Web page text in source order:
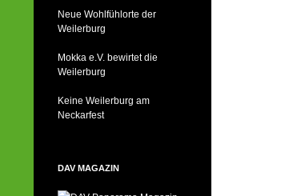
Neue Wohlfühlorte der
Weilerburg
Mokka e.V. bewirtet die
Weilerburg
Keine Weilerburg am
Neckarfest
DAV MAGAZIN